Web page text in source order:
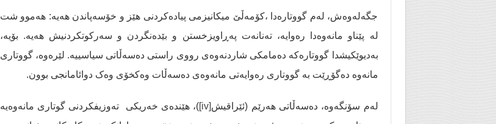
جگەلەوەش، لەم گووتارەدا ،کۆمەڵێ میکانیزمی پیادەکردنی هێز و خۆسەپاندن هەیە: هەموو شت
لە پێناو مانەوەدا رەوایە، تەنانەت پەڕاویزخستن و بێدەنگردن و سەرکوتکردنیش هەیە. بۆیە،
بەدیوێکیشدا گووتارەکە دەمامکی شاردنەوەی رووی راستی دەسەڵاتی سیاسییە. لێرەوە، گووتاری
مانەوە دەگۆڕێت بە گووتاری رەوایەتی مانەوەی دەسەڵات وەکخۆی وەک دوائامانجی بوون.
لەم سۆنگەوە، دەسەڵاتی هەرێم (ئێراقیش[iv]
)، هێندەی خەریکی تەوزیفکردنی گوتاری مانەوەیە